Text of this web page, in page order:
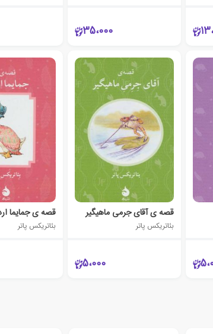
35،000
قصه ی آقای جرمی ماهیگیر
بئاتریکس پاتر
5،000
قصه ی جمایما
بئاتریکس پاتر